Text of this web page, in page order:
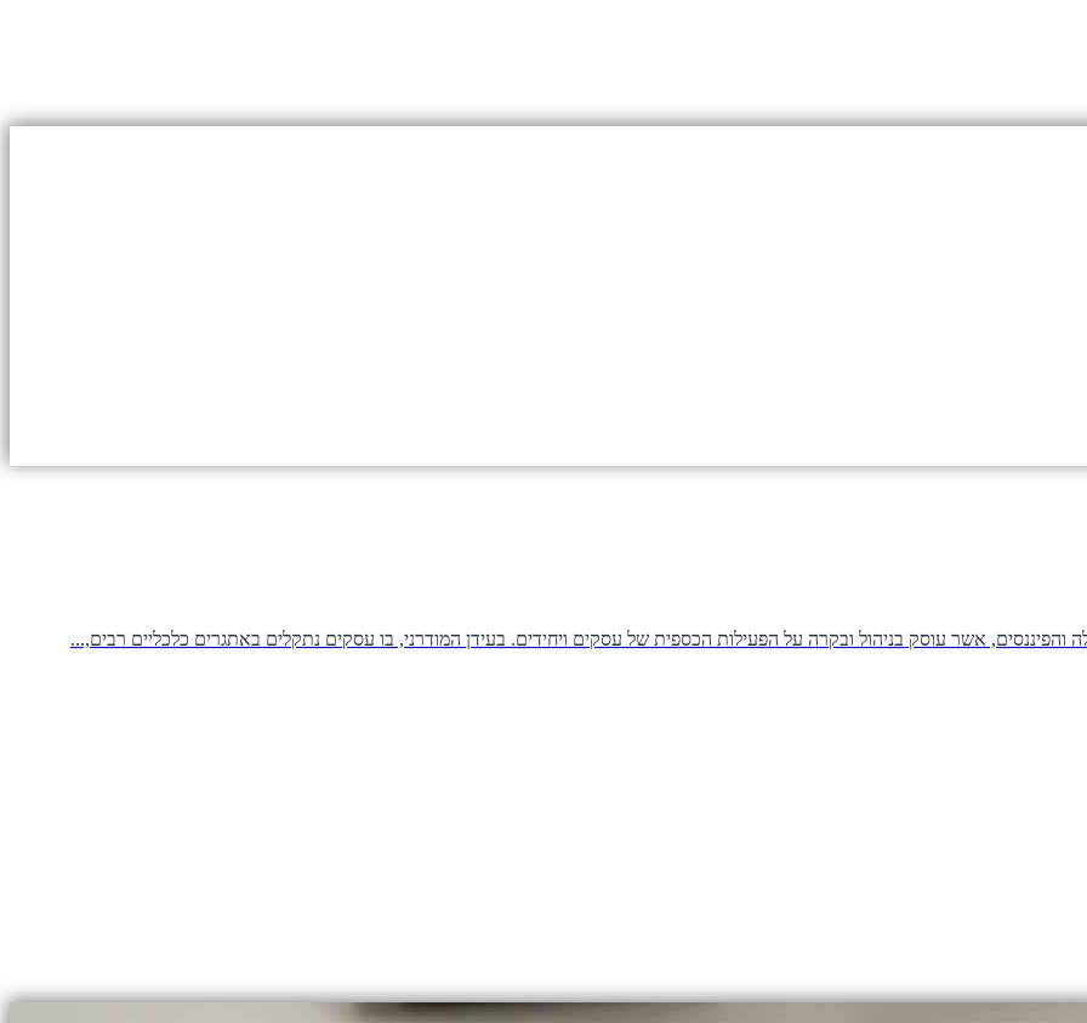
אשר עוסק בניהול ובקרה על הפעילות הכספית של עסקים ויחידים. בעידן המודרני, בו עסקים נתקלים באתגרים כלכליים רבים,...